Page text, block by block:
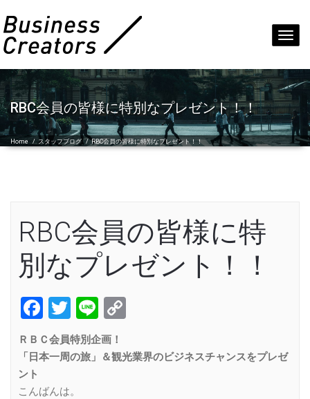
RBC会員の皆様に特別なプレゼント！！
Home / スタッフブログ /RBC会員の皆様に特別なプレゼント！！
RBC会員の皆様に特
別なプレゼント！！
Facebook
Twitter
Line
ＲＢＣ会員特別企画！
「日本一周の旅」＆観光業界のビジネスチャンスをプレゼ
ント
こんばんは。